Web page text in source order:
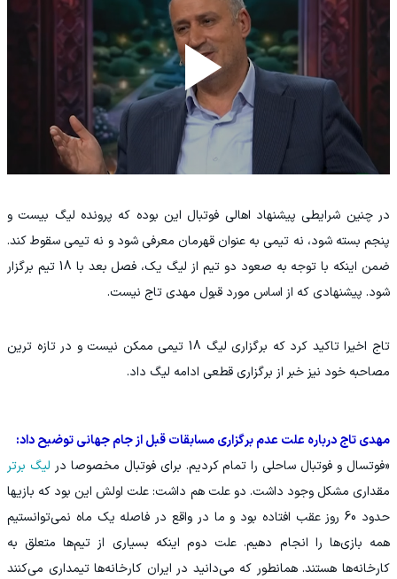
در چنین شرایطی پیشنهاد اهالی فوتبال این بوده که پرونده لیگ بیست و
پنجم بسته شود، نه تیمی به عنوان قهرمان معرفی شود و نه تیمی سقوط کند.
ضمن اینکه با توجه به صعود دو تیم از لیگ یک، فصل بعد با 18 تیم برگزار
شود. پیشنهادی که از اساس مورد قبول مهدی تاج نیست.
تاج اخیرا تاکید کرد که برگزاری لیگ 18 تیمی ممکن نیست و در تازه ترین
مصاحبه خود نیز خبر از برگزاری قطعی ادامه لیگ داد.
مهدی تاج درباره علت عدم برگزاری مسابقات قبل از جام جهانی توضیح داد:
«فوتسال و فوتبال ساحلی را تمام کردیم. برای فوتبال مخصوصا در لیگ برتر
مقداری مشکل وجود داشت. دو علت هم داشت: علت اولش این بود که بازیها
حدود 60 روز عقب افتاده بود و ما در واقع در فاصله یک ماه نمی‌توانستیم
همه بازی‌ها را انجام دهیم. علت دوم اینکه بسیاری از تیم‌ها متعلق به
کارخانه‌ها هستند. همانطور که می‌دانید در ایران کارخانه‌ها تیمداری می‌کنند